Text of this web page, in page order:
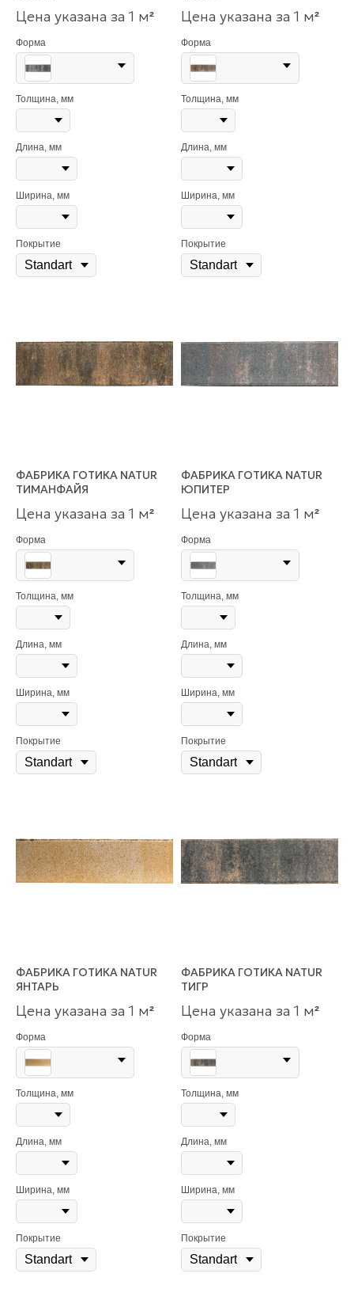
Цена указана за 1 м²
Форма
Толщина, мм
Длина, мм
Ширина, мм
Покрытие
Цена указана за 1 м²
Форма
Толщина, мм
Длина, мм
Ширина, мм
Покрытие
ФАБРИКА ГОТИКА NATUR
ТИМАНФАЙЯ
Цена указана за 1 м²
Форма
Толщина, мм
Длина, мм
Ширина, мм
Покрытие
ФАБРИКА ГОТИКА NATUR
ЮПИТЕР
Цена указана за 1 м²
Форма
Толщина, мм
Длина, мм
Ширина, мм
Покрытие
ФАБРИКА ГОТИКА NATUR
ЯНТАРЬ
Цена указана за 1 м²
Форма
Толщина, мм
Длина, мм
Ширина, мм
Покрытие
ФАБРИКА ГОТИКА NATUR
ТИГР
Цена указана за 1 м²
Форма
Толщина, мм
Длина, мм
Ширина, мм
Покрытие